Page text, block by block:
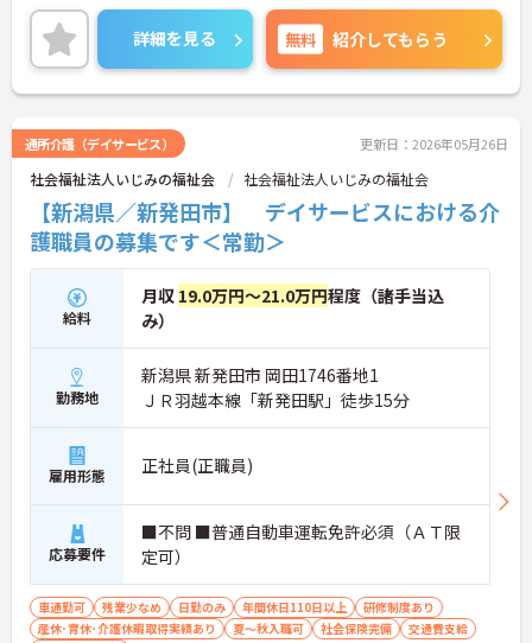
詳細を見る 無料 紹介してもらう
通所介護（デイサービス） 更新日：2026年05月26日
社会福祉法人いじみの福祉会 社会福祉法人いじみの福祉会
【新潟県／新発田市】 デイサービスにおける介
護職員の募集です＜常勤＞
給料
月収 19.0万円～21.0万円程度（諸手当込
み）
勤務地
新潟県 新発田市 岡田1746番地1
ＪＲ羽越本線「新発田駅」徒歩15分
雇用形態 正社員(正職員)
応募要件
■不問 ■普通自動車運転免許必須（ＡＴ限
定可）
車通勤可 残業少なめ 日勤のみ 年間休日110日以上
研修制度あり
産休･育休･介護休暇取得実績あり
夏～秋入職可 社会保険完備
交通費支給